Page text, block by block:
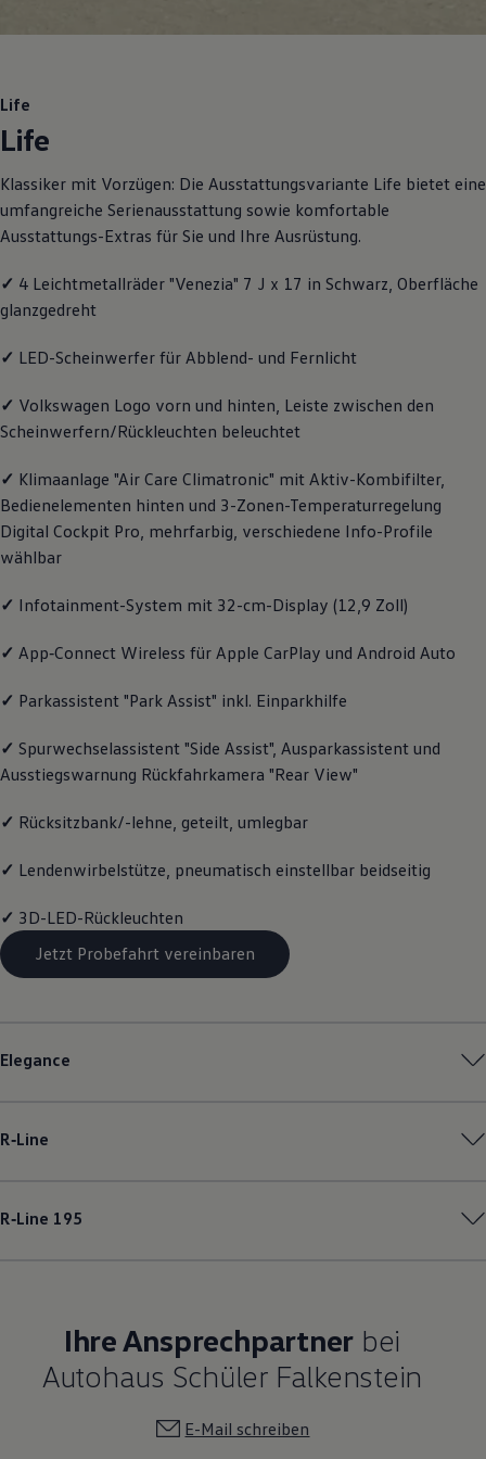
Räder und Reifen
Transport
Entertainment und Elektronik
Individualisieren
Wallbox und Ladekabel
Digitale Extras
Volkswagen Apps, Login und Shop
Über Ihr Auto
Vorgängermodelle
Volkswagen Kundenbetreuung
Warn- und Kontrollleuchten
Live Beratung
Magazin
Lifestyle
Transport
Volkswagen R
Volkswagen Kundenbetreuung
Life
Life
Klassiker mit Vorzügen: Die Ausstattungsvariante Life bietet eine
umfangreiche Serienausstattung sowie komfortable
Ausstattungs-Extras für Sie und Ihre Ausrüstung.
✓ 4 Leichtmetallräder "Venezia" 7 J x 17 in Schwarz, Oberfläche
glanzgedreht
✓ LED-Scheinwerfer für Abblend- und Fernlicht
✓ Volkswagen Logo vorn und hinten, Leiste zwischen den
Scheinwerfern/Rückleuchten beleuchtet
✓ Klimaanlage "Air Care Climatronic" mit Aktiv-Kombifilter,
Bedienelementen hinten und 3-Zonen-Temperaturregelung
Digital Cockpit Pro, mehrfarbig, verschiedene Info-Profile
wählbar
✓ Infotainment-System mit 32-cm-Display (12,9 Zoll)
✓ App‑Connect Wireless für Apple CarPlay und Android Auto
✓ Parkassistent "Park Assist" inkl. Einparkhilfe
✓ Spurwechselassistent "Side Assist", Ausparkassistent und
Ausstiegswarnung Rückfahrkamera "Rear View"
✓ Rücksitzbank/-lehne, geteilt, umlegbar
✓ Lendenwirbelstütze, pneumatisch einstellbar beidseitig
✓ 3D-LED-Rückleuchten
Jetzt Probefahrt vereinbaren
Elegance
R‑Line
R‑Line 195
Ihre Ansprechpartner bei
Autohaus Schüler Falkenstein
E-Mail schreiben